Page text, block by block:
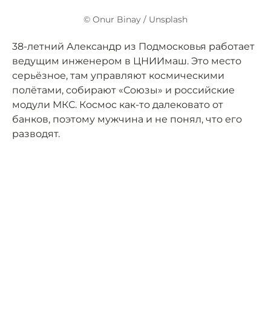
© Onur Binay / Unsplash
38-летний Александр из Подмосковья работает
ведущим инженером в ЦНИИмаш. Это место
серьёзное, там управляют космическими
полётами, собирают «Союзы» и российские
модули МКС. Космос как-то далековато от
банков, поэтому мужчина и не понял, что его
разводят.